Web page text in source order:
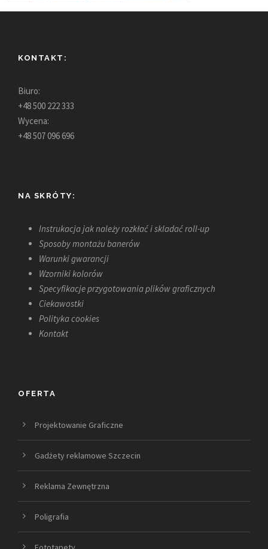
KONTAKT:
Biuro:
+48 500 222 333
Wycena:
+48 507 096 696
NA SKRÓTY:
Instrukacja jak należy rozkłać i skladać roll-up
Sposoby montażu banerów
Warunki gwarancji
Wzorniki kolorów
Specyfikacje przygotowania plików graficznych
Ciekawostki
Polityka cookies
Kontakt
OFERTA
Projektowanie Graficzne
Gadżety reklamowe Szczecin
Reklama Zewnętrzna
Poligrafia